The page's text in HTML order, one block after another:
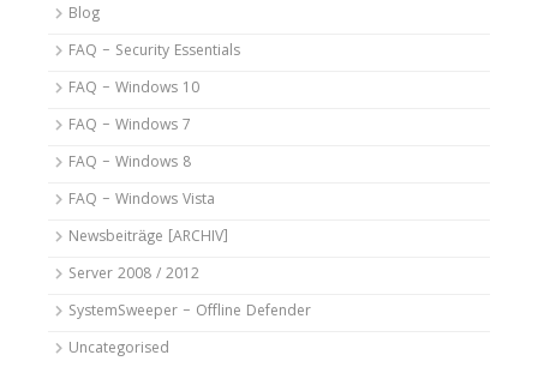
Blog
FAQ – Security Essentials
FAQ – Windows 10
FAQ – Windows 7
FAQ – Windows 8
FAQ – Windows Vista
Newsbeiträge [ARCHIV]
Server 2008 / 2012
SystemSweeper – Offline Defender
Uncategorised